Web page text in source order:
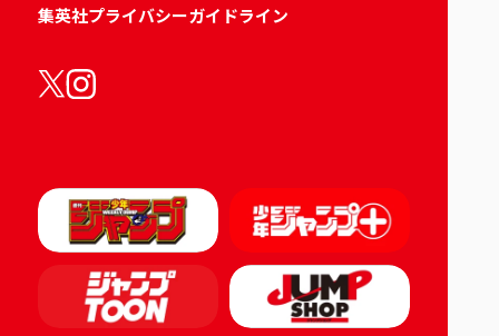
集英社プライバシーガイドライン